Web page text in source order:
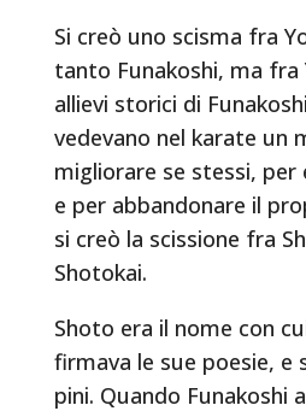
Si creò uno scisma fra
tanto Funakoshi, ma fra
allievi storici di
vedevano nel karate un
migliorare se stessi, per
e per abbandonare il
si creò la scissione fra
Shotokai.
Shoto era il nome con
firmava le sue poesie, e
pini. Quando Funakoshi